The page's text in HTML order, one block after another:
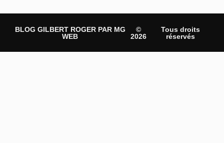
BLOG GILBERT ROGER PAR MG
WEB
©
2026
Tous droits
réservés